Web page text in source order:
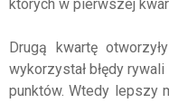
których w pierwszej
Drugą kwartę
wykorzystał błędy
punktów. Wtedy lepszy